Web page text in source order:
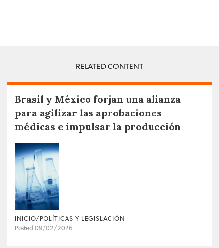
RELATED CONTENT
Brasil y México forjan una alianza
para agilizar las aprobaciones
médicas e impulsar la producción
INICIO/POLÍTICAS Y LEGISLACIÓN
Posted 09/02/2026